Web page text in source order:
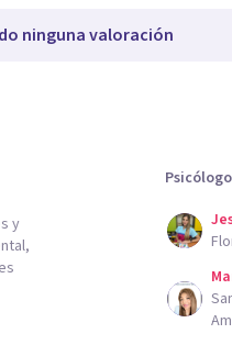
ninguna valoración
y